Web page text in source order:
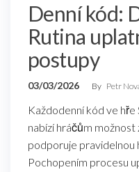
Denní kód:
Rutina
postupy
03/03/2026 By Petr
Každodenní kód ve
nabízí hráčům
podporuje pravidelnou
Pochopením procesu